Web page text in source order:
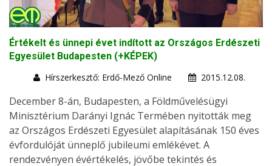
Értékelt és ünnepi évet indított az Országos Erdészeti
Egyesület Budapesten (+KÉPEK)
Hírszerkesztő: Erdő-Mező Online
2015.12.08.
December 8-án, Budapesten, a Földművelésügyi
Minisztérium Darányi Ignác Termében nyitották meg
az Országos Erdészeti Egyesület alapításának 150 éves
évfordulóját ünneplő jubileumi emlékévet. A
rendezvényen évértékelés, jövőbe tekintés és